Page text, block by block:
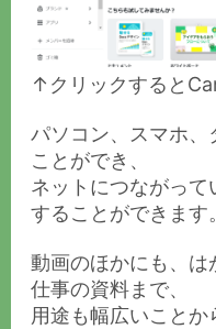
↑クリックすると
パソコン、スマホ、
ことができ、
ネットにつながっ
することができます。
動画のほかにも、は
仕事の資料まで、
用途も幅広いこと